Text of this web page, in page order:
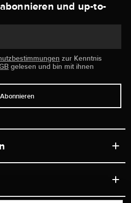
und up-to-
zur Kenntnis
gelesen und bin mit ihnen
Abonnieren